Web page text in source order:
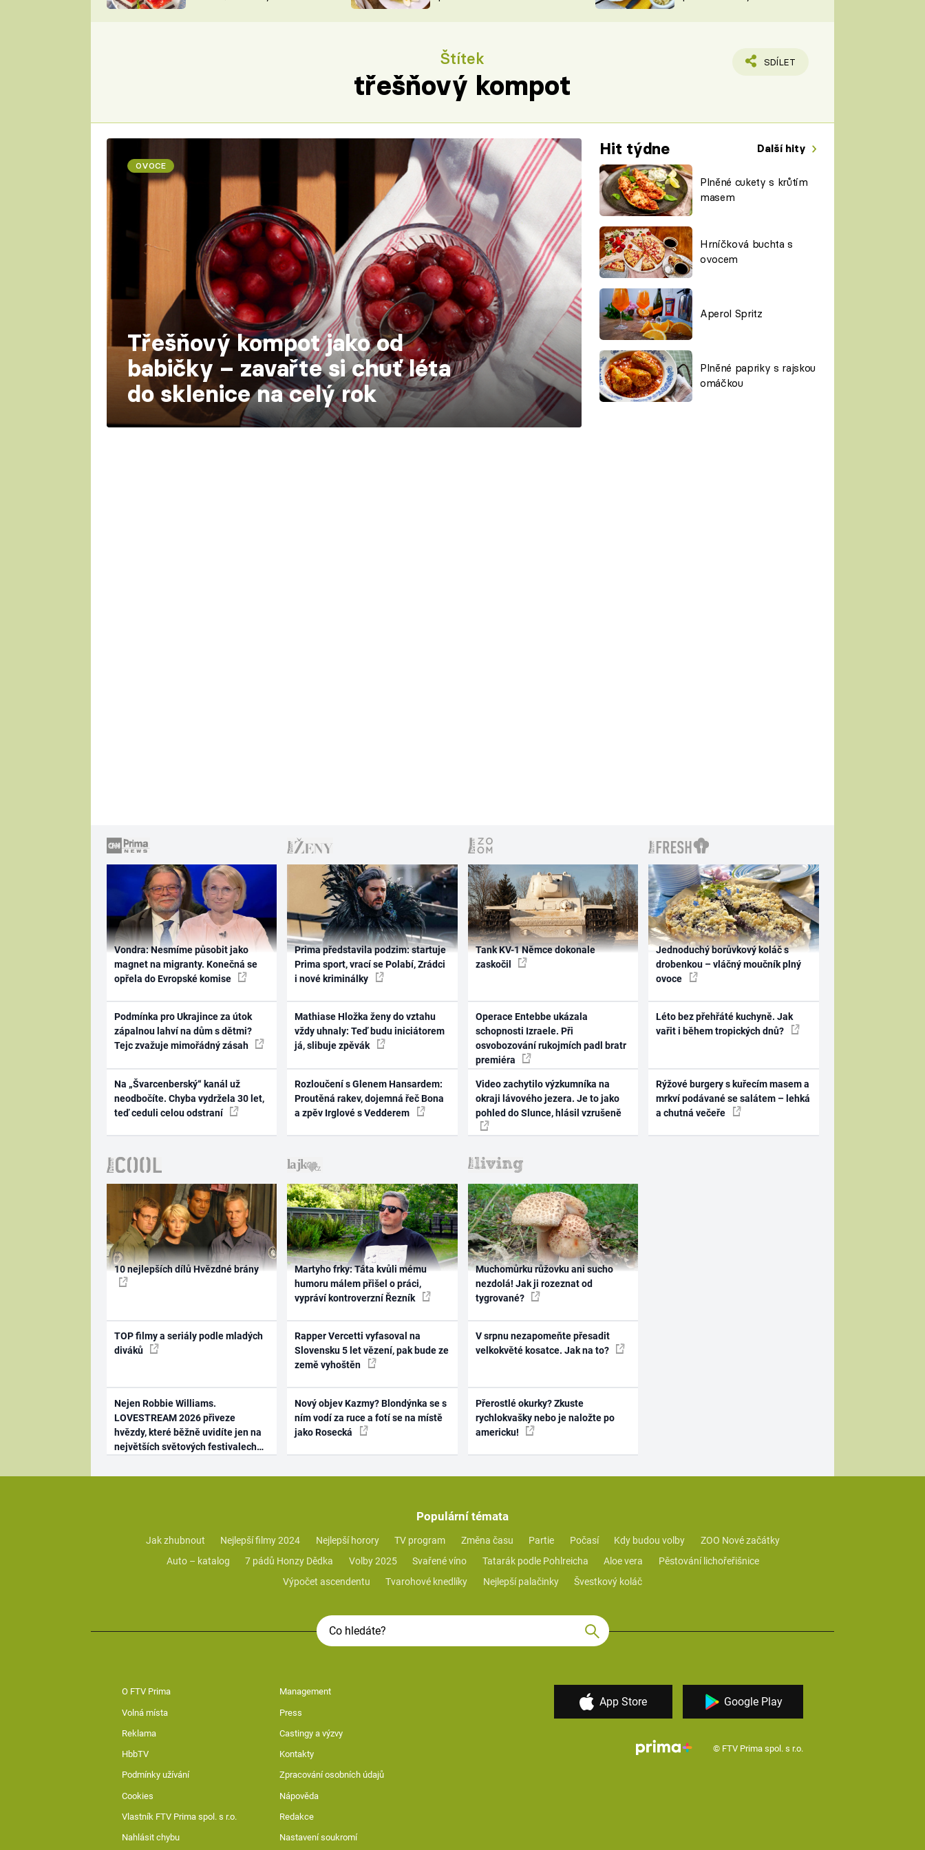
NA NÁKUPECH
ŠÉFREDAKTORKY
Štítek
třešňový kompot
SDÍLET
Hit týdne Další hity
Plněné cukety s krůtím
masem
Hrníčková buchta s
ovocem
Aperol Spritz
Plněné papriky s rajskou
omáčkou
OVOCE
Třešňový kompot jako od
babičky – zavařte si chuť léta
do sklenice na celý rok
Vondra: Nesmíme působit jako
magnet na migranty. Konečná se
opřela do Evropské komise
Podmínka pro Ukrajince za útok
zápalnou lahví na dům s dětmi?
Tejc zvažuje mimořádný zásah
Na „Švarcenberský“ kanál už
neodbočíte. Chyba vydržela 30 let,
teď ceduli celou odstraní
Prima představila podzim: startuje
Prima sport, vrací se Polabí, Zrádci
i nové kriminálky
Mathiase Hložka ženy do vztahu
vždy uhnaly: Teď budu iniciátorem
já, slibuje zpěvák
Rozloučení s Glenem Hansardem:
Proutěná rakev, dojemná řeč Bona
a zpěv Irglové s Vedderem
Tank KV-1 Němce dokonale
zaskočil
Operace Entebbe ukázala
schopnosti Izraele. Při
osvobozování rukojmích padl bratr
premiéra
Video zachytilo výzkumníka na
okraji lávového jezera. Je to jako
pohled do Slunce, hlásil vzrušeně
Jednoduchý borůvkový koláč s
drobenkou – vláčný moučník plný
ovoce
Léto bez přehřáté kuchyně. Jak
vařit i během tropických dnů?
Rýžové burgery s kuřecím masem a
mrkví podávané se salátem – lehká
a chutná večeře
10 nejlepších dílů Hvězdné brány
TOP filmy a seriály podle mladých
diváků
Nejen Robbie Williams.
LOVESTREAM 2026 přiveze
hvězdy, které běžně uvidíte jen na
největších světových festivalech
Martyho frky: Táta kvůli mému
humoru málem přišel o práci,
vypráví kontroverzní Řezník
Rapper Vercetti vyfasoval na
Slovensku 5 let vězení, pak bude ze
země vyhoštěn
Nový objev Kazmy? Blondýnka se s
ním vodí za ruce a fotí se na místě
jako Rosecká
Muchomůrku růžovku ani sucho
nezdolá! Jak ji rozeznat od
tygrované?
V srpnu nezapomeňte přesadit
velkokvěté kosatce. Jak na to?
Přerostlé okurky? Zkuste
rychlokvašky nebo je naložte po
americku!
Populární témata
Jak zhubnout Nejlepší filmy 2024 Nejlepší horory TV program Změna času Partie Počasí Kdy budou volby
ZOO Nové začátky
Auto – katalog
7 pádů Honzy Dědka Volby 2025 Svařené víno Tatarák podle Pohlreicha Aloe vera
Pěstování lichořeřišnice
Výpočet ascendentu
Tvarohové knedlíky Nejlepší palačinky Švestkový koláč
O FTV Prima Management
Volná místa Press
Reklama Castingy a výzvy
HbbTV Kontakty
Podmínky užívání Zpracování osobních údajů
Cookies Nápověda
Vlastník FTV Prima spol. s r.o. Redakce
Nahlásit chybu Nastavení soukromí
App Store Google Play
© FTV Prima spol. s r.o.